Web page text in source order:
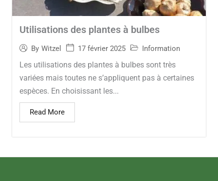
Utilisations des plantes à bulbes
By Witzel 17 février 2025 Information
Les utilisations des plantes à bulbes sont très
variées mais toutes ne s’appliquent pas à certaines
espèces. En choisissant les...
Read More